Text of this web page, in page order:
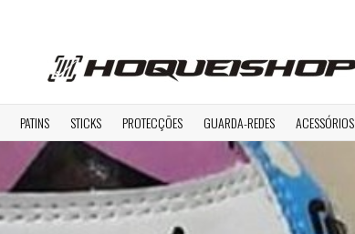
PATINS STICKS PROTECÇÕES GUARDA-REDES ACESSÓRIOS